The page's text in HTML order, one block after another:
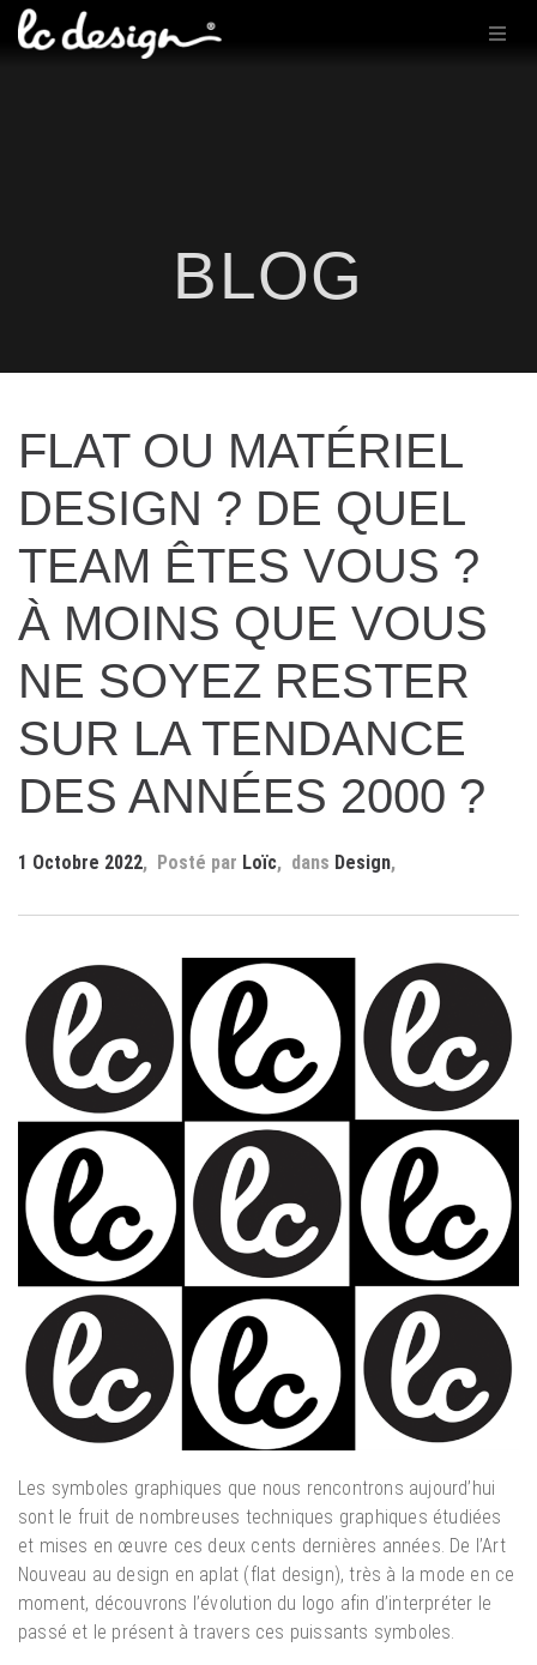
BLOG
FLAT OU MATÉRIEL
DESIGN ? DE QUEL
TEAM ÊTES VOUS ?
À MOINS QUE VOUS
NE SOYEZ RESTER
SUR LA TENDANCE
DES ANNÉES 2000 ?
1 Octobre 2022 Loïc Design
Les symboles graphiques que nous rencontrons aujourd’hui
sont le fruit de nombreuses techniques graphiques étudiées
et mises en œuvre ces deux cents dernières années. De l’Art
Nouveau au design en aplat (flat design), très à la mode en ce
moment, découvrons l’évolution du logo afin d’interpréter le
passé et le présent à travers ces puissants symboles.